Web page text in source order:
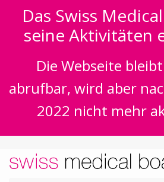
Das Swiss
seine Aktivitäten
Die Webseite
abrufbar, wird aber
2022 nicht mehr